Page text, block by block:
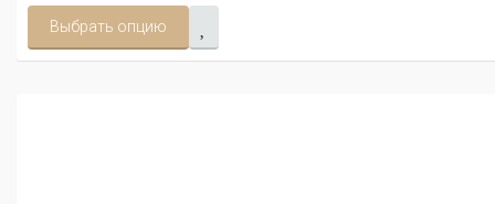
Выбрать опцию